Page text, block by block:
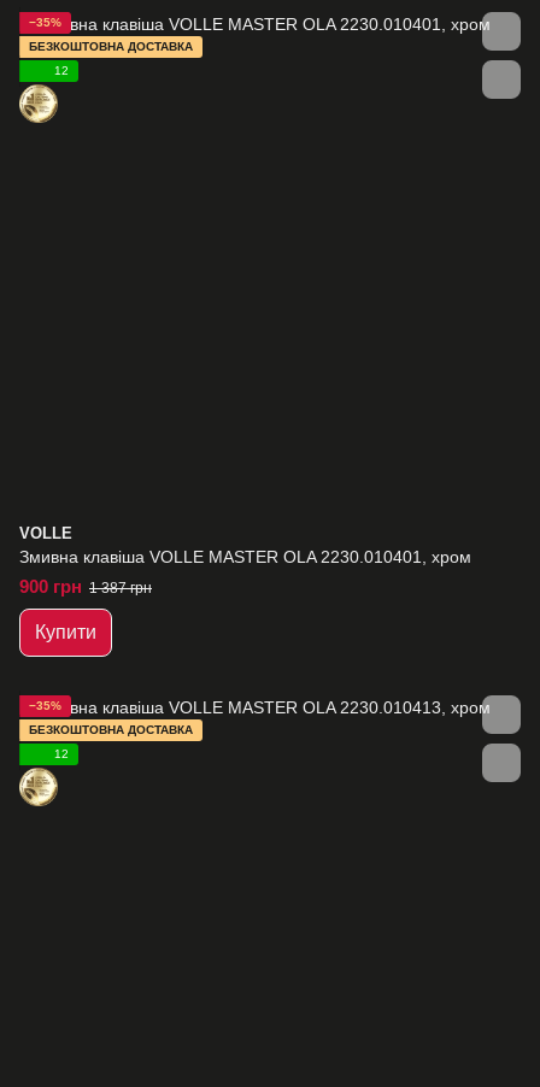
−35%
БЕЗКОШТОВНА ДОСТАВКА
12
VOLLE
Змивна клавіша VOLLE MASTER OLA 2230.010401, хром
900 грн 1 387 грн
Купити
−35%
БЕЗКОШТОВНА ДОСТАВКА
12